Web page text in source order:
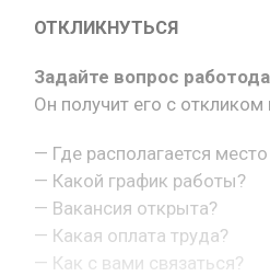
ОТКЛИКНУТЬСЯ
Задайте вопрос
Он получит его с
— Где располагается
— Какой график работы?
— Вакансия открыта?
— Какая оплата труда?
— Как с вами связаться?